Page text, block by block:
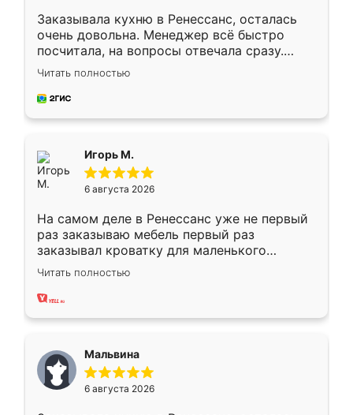
Заказывала кухню в Ренессанс, осталась
очень довольна. Менеджер всё быстро
посчитала, на вопросы отвечала сразу.
Замерщик приехал в субботу, подошёл к
делу со всей ответственностью. Собрали
за день, ребята работали аккуратно, даже
Читать полностью
Игорь М.
6 августа 2026
На самом деле в Ренессанс уже не первый
раз заказываю мебель первый раз
заказывал кроватку для маленького
ребёнка при его рождении ,во второй раз
заказал шкаф-купе. По качеству очень
хорошее сборка достаточно быстрая,
меньше, здесь же он более разнообразный.
Мне нравится ,если что-то потребуется из
мебели буду заказывать только здесь.
Читать полностью
Мальвина
6 августа 2026